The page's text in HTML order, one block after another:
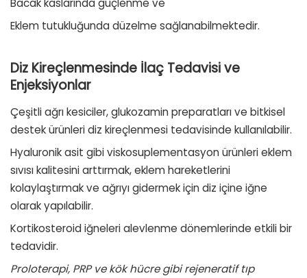
Bacak kaslarında güçlenme ve
Eklem tutukluğunda düzelme sağlanabilmektedir.
Diz Kireçlenmesinde İlaç Tedavisi ve
Enjeksiyonlar
Çeşitli ağrı kesiciler, glukozamin preparatları ve bitkisel
destek ürünleri diz kireçlenmesi tedavisinde kullanılabilir.
Hyaluronik asit gibi viskosuplementasyon ürünleri eklem
sıvısı kalitesini arttırmak, eklem hareketlerini
kolaylaştırmak ve ağrıyı gidermek için diz içine iğne
olarak yapılabilir.
Kortikosteroid iğneleri alevlenme dönemlerinde etkili bir
tedavidir.
Proloterapi, PRPvekök hücregibi rejeneratif tıp